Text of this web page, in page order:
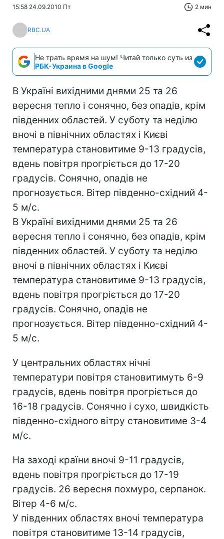
15:58 24.09.2010 Пт 2 мин
RBC.UA
Не трать время на шум! Читай только суть из
РБК-Украина в Google
В Україні вихідними днями 25 та 26
вересня тепло і сонячно, без опадів, крім
південних областей. У суботу та неділю
вночі в північних областях і Києві
температура становитиме 9-13 градусів,
вдень повітря прогріється до 17-20
градусів. Сонячно, опадів не
прогнозується. Вітер південно-східний 4-
5 м/c.
В Україні вихідними днями 25 та 26
вересня тепло і сонячно, без опадів, крім
південних областей. У суботу та неділю
вночі в північних областях і Києві
температура становитиме 9-13 градусів,
вдень повітря прогріється до 17-20
градусів. Сонячно, опадів не
прогнозується. Вітер південно-східний 4-
5 м/c.
У центральних областях нічні
температури повітря становитимуть 6-9
градусів, вдень повітря прогріється до
16-18 градусів. Сонячно і сухо, швидкість
південно-східного вітру становитиме 3-4
м/c.
На заході країни вночі 9-11 градусів,
вдень повітря прогріється до 17-19
градусів. 26 вересня похмуро, серпанок.
Вітер 4-6 м/c.
У південних областях вночі температура
повітря становитиме 13-14 градусів,